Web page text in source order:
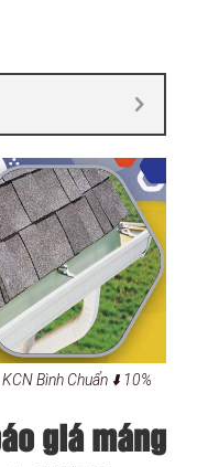
Bình Chuẩn ⬇️ 10%
giá máng